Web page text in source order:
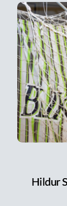
Hildur